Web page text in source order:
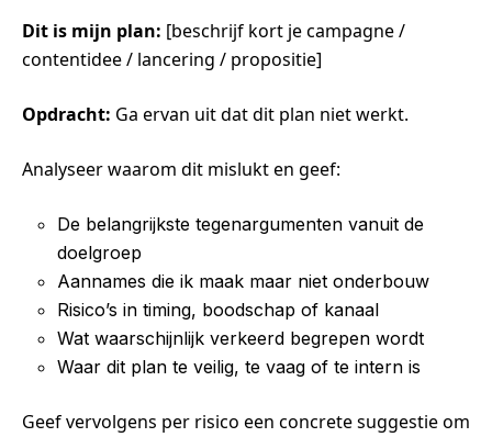
Dit is mijn plan: [beschrijf kort je campagne /
contentidee / lancering / propositie]
Opdracht: Ga ervan uit dat dit plan niet werkt.
Analyseer waarom dit mislukt en geef:
De belangrijkste tegenargumenten vanuit de
doelgroep
Aannames die ik maak maar niet onderbouw
Risico’s in timing, boodschap of kanaal
Wat waarschijnlijk verkeerd begrepen wordt
Waar dit plan te veilig, te vaag of te intern is
Geef vervolgens per risico een concrete suggestie om